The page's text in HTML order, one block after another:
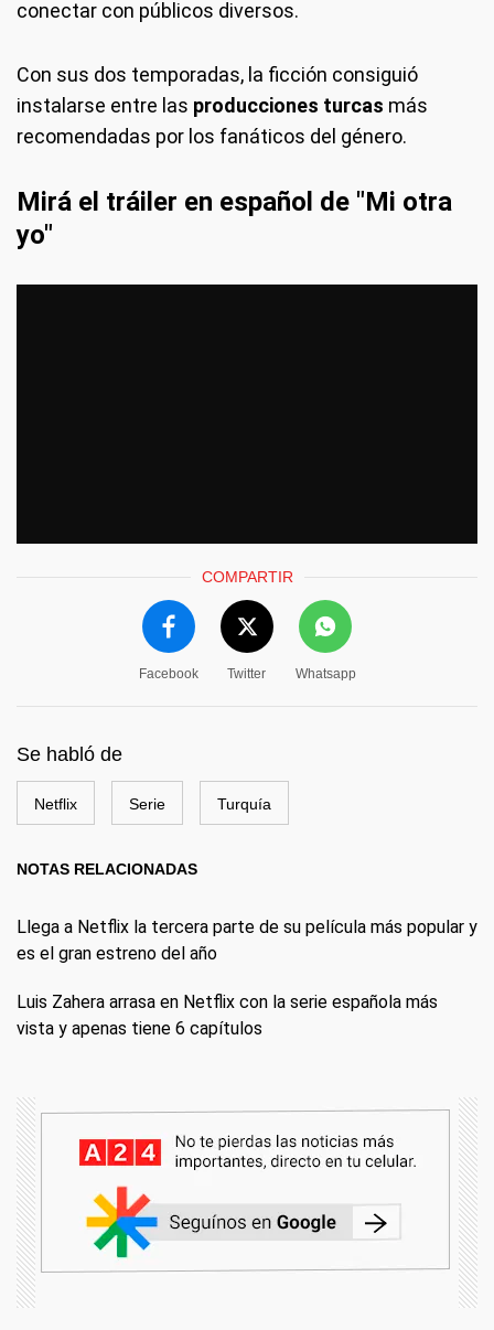
conectar con públicos diversos.
Con sus dos temporadas, la ficción consiguió
instalarse entre las producciones turcas más
recomendadas por los fanáticos del género.
Mirá el tráiler en español de "Mi otra
yo"
COMPARTIR
Facebook Twitter Whatsapp
Se habló de
Netflix Serie Turquía
NOTAS RELACIONADAS
Llega a Netflix la tercera parte de su película más popular y
es el gran estreno del año
Luis Zahera arrasa en Netflix con la serie española más
vista y apenas tiene 6 capítulos